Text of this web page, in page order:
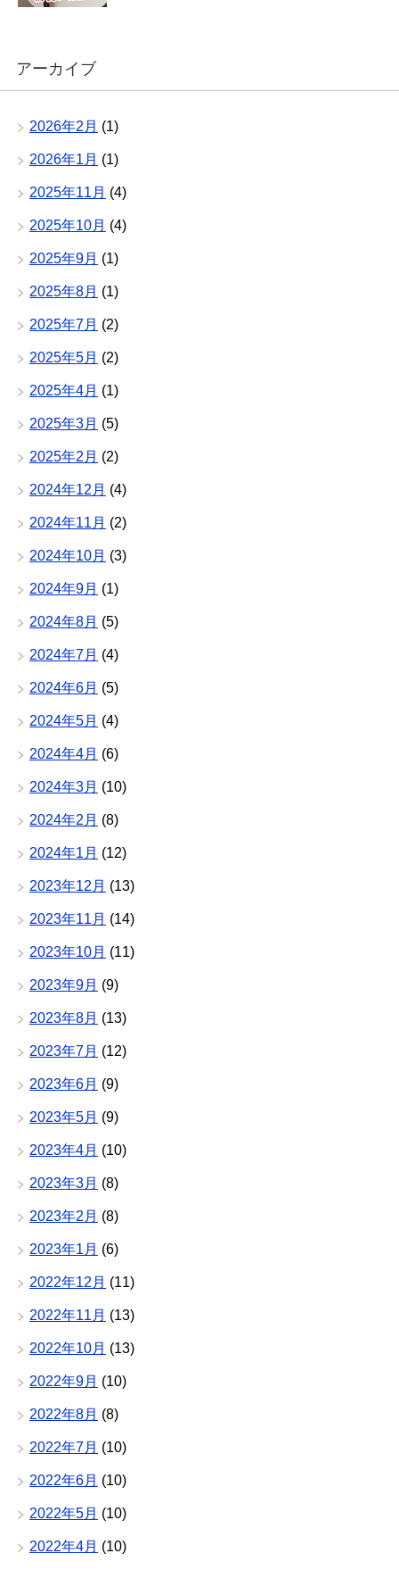
アーカイブ
2026年2月 (1)
2026年1月 (1)
2025年11月 (4)
2025年10月 (4)
2025年9月 (1)
2025年8月 (1)
2025年7月 (2)
2025年5月 (2)
2025年4月 (1)
2025年3月 (5)
2025年2月 (2)
2024年12月 (4)
2024年11月 (2)
2024年10月 (3)
2024年9月 (1)
2024年8月 (5)
2024年7月 (4)
2024年6月 (5)
2024年5月 (4)
2024年4月 (6)
2024年3月 (10)
2024年2月 (8)
2024年1月 (12)
2023年12月 (13)
2023年11月 (14)
2023年10月 (11)
2023年9月 (9)
2023年8月 (13)
2023年7月 (12)
2023年6月 (9)
2023年5月 (9)
2023年4月 (10)
2023年3月 (8)
2023年2月 (8)
2023年1月 (6)
2022年12月 (11)
2022年11月 (13)
2022年10月 (13)
2022年9月 (10)
2022年8月 (8)
2022年7月 (10)
2022年6月 (10)
2022年5月 (10)
2022年4月 (10)